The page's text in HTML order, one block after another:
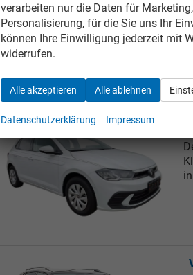
verarbeiten nur die Daten für
Personalisierung, für die Sie uns Ihr
können Ihre Einwilligung jederzeit mit
widerrufen.
Alle akzeptieren Alle ablehnen
Datenschutzerklärung Impressum